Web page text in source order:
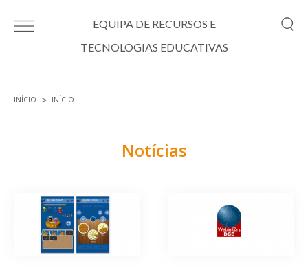
EQUIPA DE RECURSOS E
TECNOLOGIAS EDUCATIVAS
INÍCIO INÍCIO
Notícias
Páginas